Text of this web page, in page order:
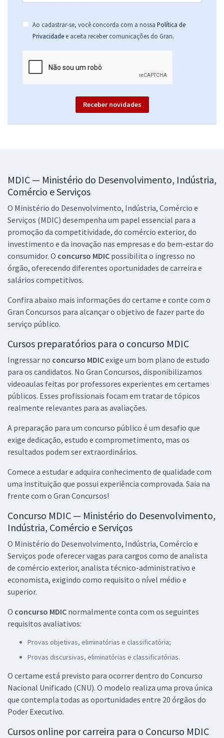
Ao cadastrar-se, você concorda com a nossa Política de
Privacidade e aceita receber comunicações do Gran.
Receber novidades
MDIC — Ministério do Desenvolvimento, Indústria,
Comércio e Serviços
O Ministério do Desenvolvimento, Indústria, Comércio e
Serviços (MDIC) desempenha um papel essencial para a
promoção da competitividade, do comércio exterior, do
investimento e da inovação nas empresas e do bem-estar do
consumidor. O concurso MDIC possibilita o ingresso no
órgão, oferecendo diferentes oportunidades de carreira e
salários competitivos.
Confira abaixo mais informações do certame e conte com o
Gran Concursos para alcançar o objetivo de fazer parte do
serviço público.
Cursos preparatórios para o concurso MDIC
Ingressar no concurso MDICexige um bom plano de estudo
para os candidatos. No Gran Concursos, disponibilizamos
videoaulas feitas por professores experientes em certames
públicos. Esses profissionais focam em tratar de tópicos
realmente relevantes para as avaliações.
A preparação para um concurso público é um desafio que
exige dedicação, estudo e comprometimento, mas os
resultados podem ser extraordinários.
Comece a estudar e adquira conhecimento de qualidade com
uma instituição que possui experiência comprovada. Saia na
frente com o Gran Concursos!
Concurso MDIC — Ministério do Desenvolvimento,
Indústria, Comércio e Serviços
O Ministério do Desenvolvimento, Indústria, Comércio e
Serviços pode oferecer vagas para cargos como de analista
de comércio exterior, analista técnico-administrativo e
economista, exigindo como requisito o nível médio e
superior.
O concurso MDIC normalmente conta com os seguintes
requisitos avaliativos:
Provas objetivas, eliminatórias e classificatória;
Provas discursivas, eliminatórias e classificatórias.
O certame está previsto para ocorrer dentro do Concurso
Nacional Unificado (CNU). O modelo realiza uma prova única
que contempla todas as oportunidades entre 20 órgãos do
Poder Executivo.
Cursos online por carreira para o Concurso MDIC